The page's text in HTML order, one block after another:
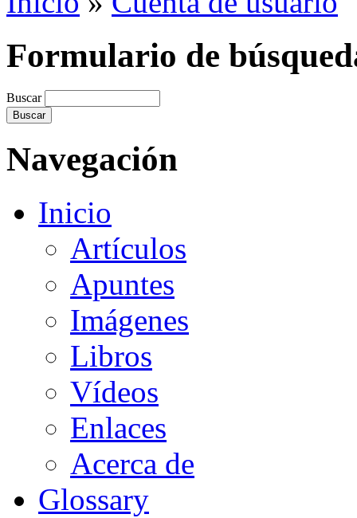
Formulario de
Buscar
Navegación
Inicio
Artículos
Apuntes
Imágenes
Libros
Vídeos
Enlaces
Acerca de
Glossary